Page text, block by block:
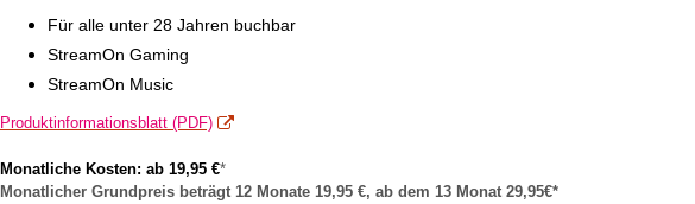
Für alle unter 28 Jahren buchbar
StreamOn Gaming
StreamOn Music
Produktinformationsblatt (PDF)
Monatliche Kosten: ab 19,95 €*
Monatlicher Grundpreis beträgt 12 Monate 19,95 €, ab dem 13 Monat 29,95€*